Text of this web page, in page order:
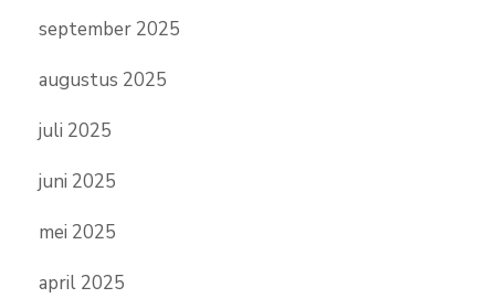
september 2025
augustus 2025
juli 2025
juni 2025
mei 2025
april 2025